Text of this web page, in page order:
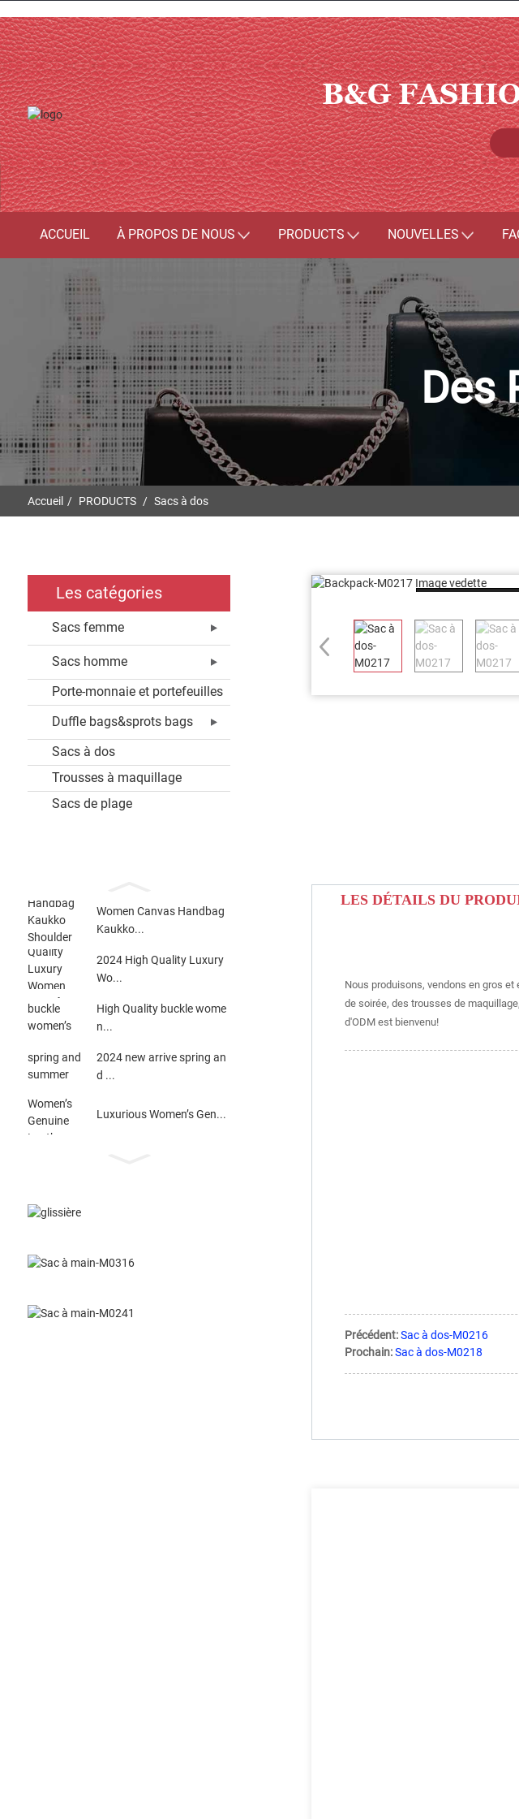
B&G
ACCUEIL À PROPOS DE NOUS PRODUCTS NOUVELLES
Des
Accueil PRODUCTS Sacs à dos
Les catégories
Sacs femme
Sacs homme
Porte-monnaie et portefeuilles
Duffle bags&sprots bags
Sacs à dos
Trousses à maquillage
Sacs de plage
Women Canvas Handbag
Kaukko...
2024 High Quality Luxury
Wo...
High Quality buckle wome
n...
2024 new arrive spring an
d ...
Luxurious Women’s Gen...
LES DÉTAILS DU
Nous produisons, vendons en gros
de soirée, des trousses de
d'ODM est bienvenu!
Précédent:Sac à dos-M0216
Prochain:Sac à dos-M0218